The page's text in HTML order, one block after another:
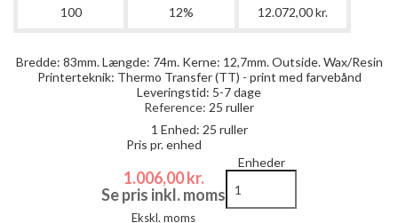
100 12% 12.072,00 kr.
Bredde: 83mm. Længde: 74m. Kerne: 12,7mm. Outside. Wax/Resin
Printerteknik: Thermo Transfer (TT) - print med farvebånd
Leveringstid: 5-7 dage
Reference: 25 ruller
1 Enhed: 25 ruller
Pris pr. enhed
1.006,00 kr.
Se pris inkl. moms
Ekskl. moms
Enheder